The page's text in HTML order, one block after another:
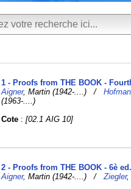
1 - Proofs from THE BOOK -
Aigner, Martin (1942-....) /
(1963-....)
Cote :[02.1 AIG 10]
2 - Proofs from THE BOOK - 6è ed.
Aigner, Martin (1942-....) /Ziegler,